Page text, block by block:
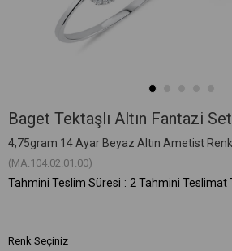
Baget Tektaşlı Altın Fantazi Set
4,75gram 14 Ayar Beyaz Altın Ametist
(MA.104.02.01.00)
Tahmini Teslim Süresi : 2 Tahmini Teslimat
Renk Seçiniz